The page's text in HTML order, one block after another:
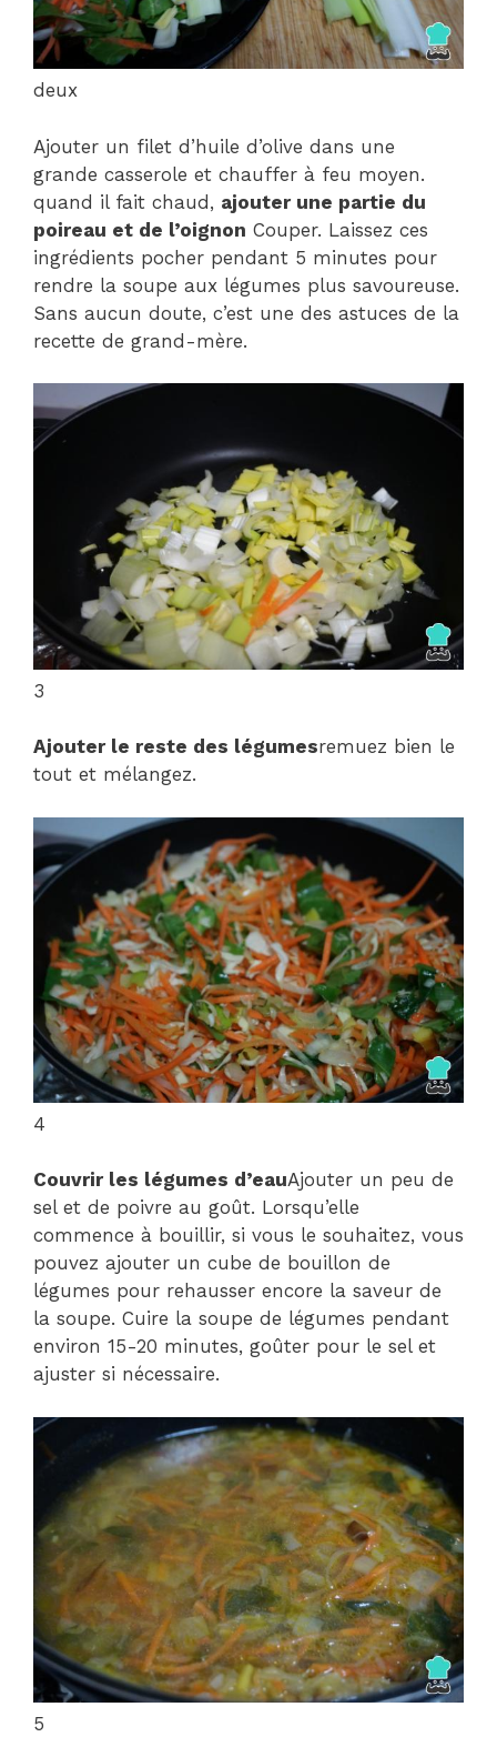
deux
Ajouter un filet d’huile d’olive dans une
grande casserole et chauffer à feu moyen.
quand il fait chaud, ajouter une partie du
poireau et de l’oignon Couper. Laissez ces
ingrédients pocher pendant 5 minutes pour
rendre la soupe aux légumes plus savoureuse.
Sans aucun doute, c’est une des astuces de la
recette de grand-mère.
3
Ajouter le reste des légumesremuez bien le
tout et mélangez.
4
Couvrir les légumes d’eauAjouter un peu de
sel et de poivre au goût. Lorsqu’elle
commence à bouillir, si vous le souhaitez, vous
pouvez ajouter un cube de bouillon de
légumes pour rehausser encore la saveur de
la soupe. Cuire la soupe de légumes pendant
environ 15-20 minutes, goûter pour le sel et
ajuster si nécessaire.
5